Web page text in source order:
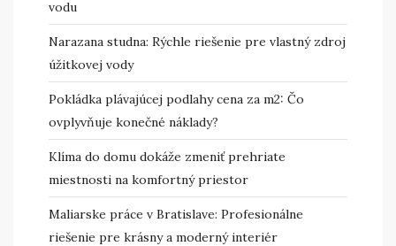
vodu
Narazana studna: Rýchle riešenie pre vlastný zdroj
úžitkovej vody
Pokládka plávajúcej podlahy cena za m2: Čo
ovplyvňuje konečné náklady?
Klíma do domu dokáže zmeniť prehriate
miestnosti na komfortný priestor
Maliarske práce v Bratislave: Profesionálne
riešenie pre krásny a moderný interiér